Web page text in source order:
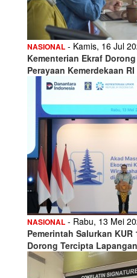
NASIONAL - Kamis, 16 Jul
Kementerian Ekraf
Perayaan Kemerdekaan RI
NASIONAL - Rabu, 13 Mei
Pemerintah Salurkan KUR
Dorong Tercipta